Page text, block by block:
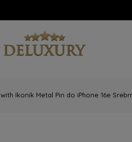
Ikonik Metal Pin do iPhone 16e